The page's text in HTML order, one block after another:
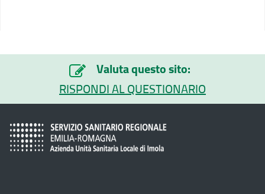
Valuta questo sito:
RISPONDI AL QUESTIONARIO